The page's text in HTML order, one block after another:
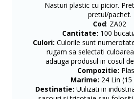
Nasturi plastic cu picior.
pretul/pachet.
Cod: ZA02
Cantitate: 100
Culori: Culorile sunt
rugam sa selectati
adauga produsul in cosul
Compozitie:
Marime: 24 Lin
Destinatie: Utilizati in